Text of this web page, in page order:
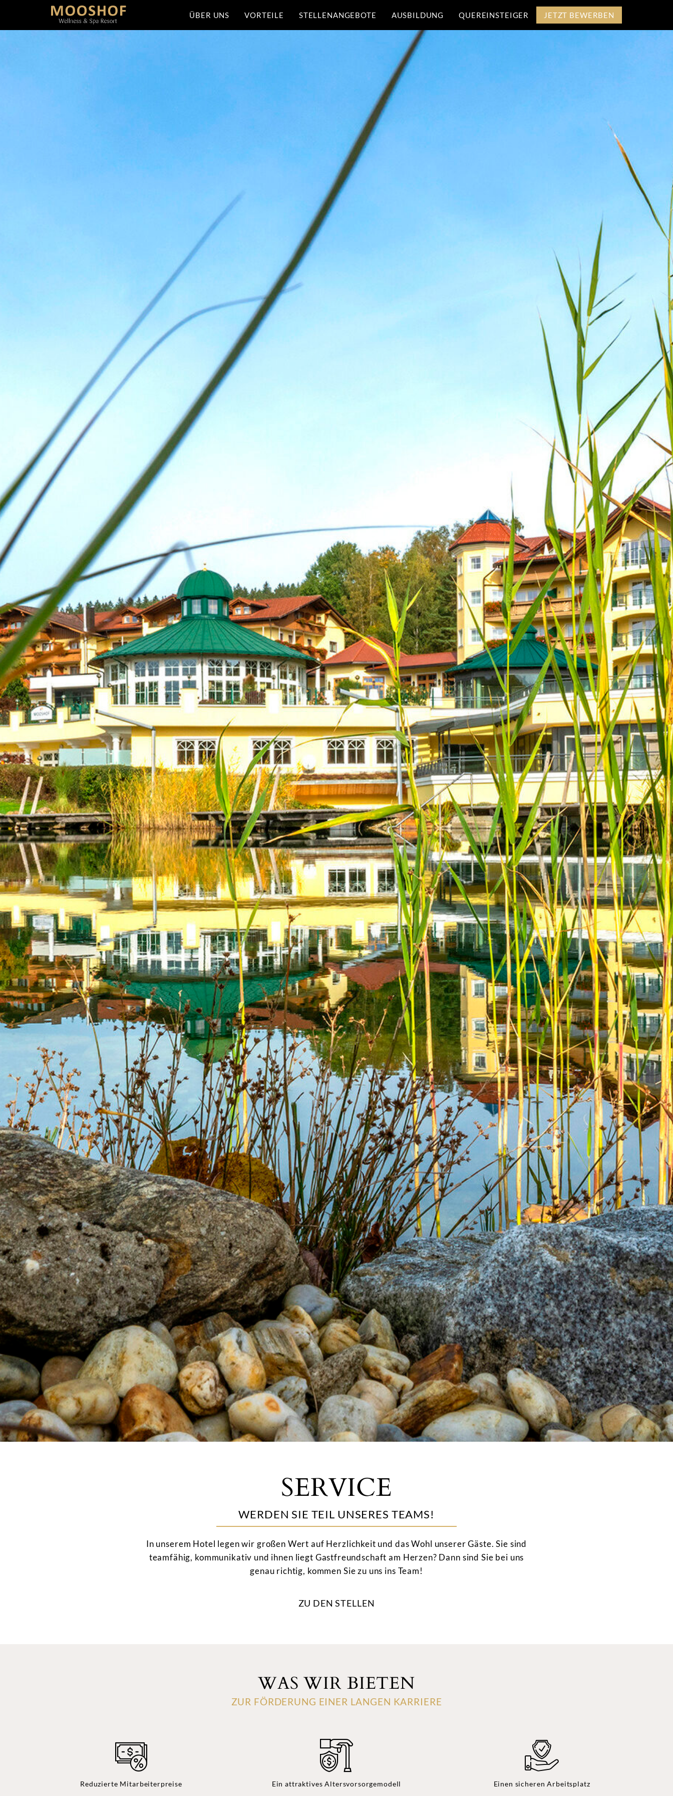
ÜBER UNS VORTEILE STELLENANGEBOTE AUSBILDUNG QUEREINSTEIGER JETZT BEWERBEN
SERVICE
WERDEN SIE TEIL UNSERES TEAMS!
In unserem Hotel legen wir großen Wert auf Herzlichkeit und das Wohl unserer Gäste. Sie sind
teamfähig, kommunikativ und ihnen liegt Gastfreundschaft am Herzen? Dann sind Sie bei uns
genau richtig, kommen Sie zu uns ins Team!
ZU DEN STELLEN
WAS WIR BIETEN
ZUR FÖRDERUNG EINER LANGEN KARRIERE
Reduzierte Mitarbeiterpreise Ein attraktives Altersvorsorgemodell Einen sicheren Arbeitsplatz